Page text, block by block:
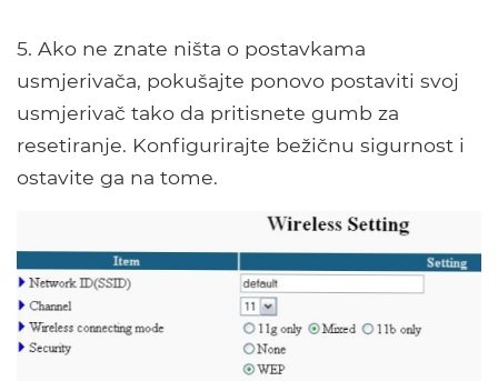
5. Ako ne znate ništa o postavkama
usmjerivača, pokušajte ponovo postaviti svoj
usmjerivač tako da pritisnete gumb za
resetiranje. Konfigurirajte bežičnu sigurnost i
ostavite ga na tome.